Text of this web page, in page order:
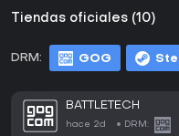
Tiendas oficiales (10)
DRM: GOG
BATTLETECH
hace 2d DRM: